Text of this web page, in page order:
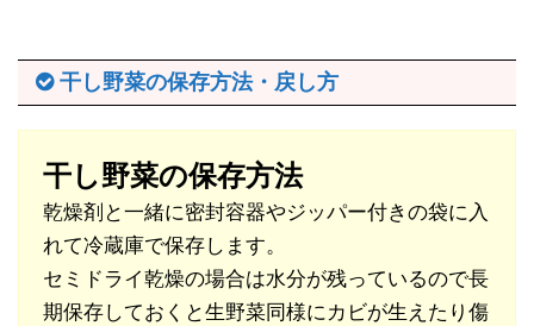
干し野菜の保存方法・戻し方
干し野菜の保存方法
乾燥剤と一緒に密封容器やジッパー付きの袋に入
れて冷蔵庫で保存します。
セミドライ乾燥の場合は水分が残っているので長
期保存しておくと生野菜同様にカビが生えたり傷